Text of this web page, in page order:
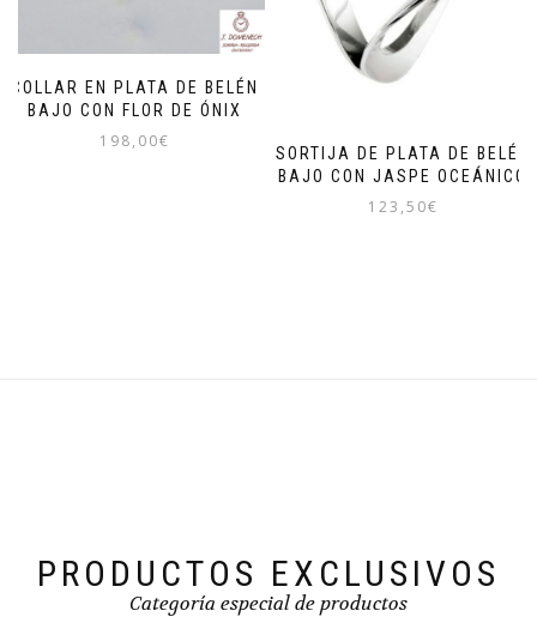
COLLAR EN PLATA DE BELÉN
BAJO CON FLOR DE ÓNIX
198,00€
SORTIJA DE PLATA DE BELÉN
BAJO CON JASPE OCEÁNICO
123,50€
PRODUCTOS EXCLUSIVOS
Categoría especial de productos